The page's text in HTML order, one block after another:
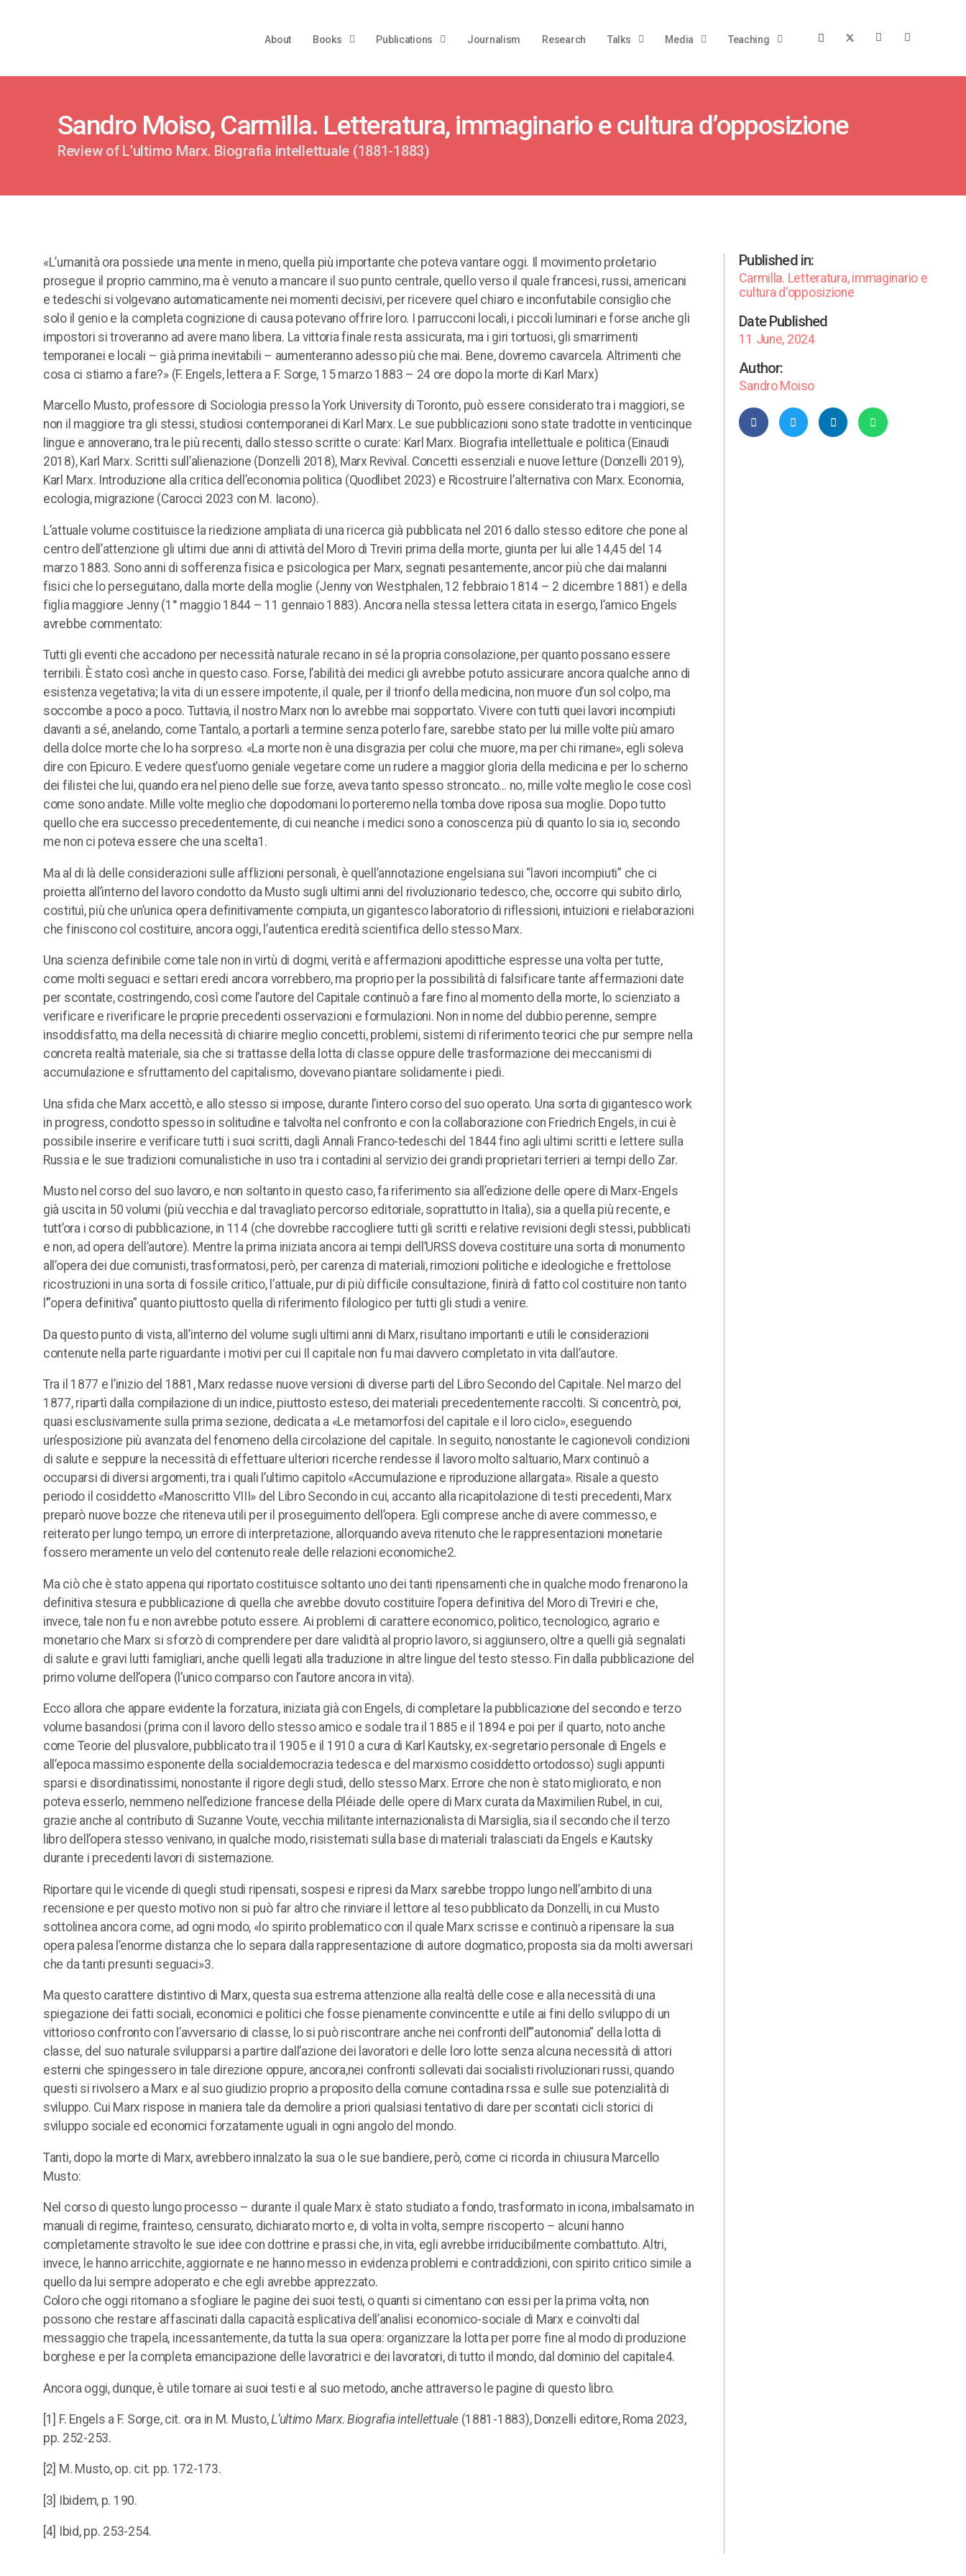
About Books Publications Journalism Research Talks Media Teaching
Sandro Moiso, Carmilla. Letteratura, immaginario e cultura d’opposizione
Review of L’ultimo Marx. Biografia intellettuale (1881-1883)
«L’umanità ora possiede una mente in meno, quella più importante che poteva vantare oggi. Il movimento proletario
prosegue il proprio cammino, ma è venuto a mancare il suo punto centrale, quello verso il quale francesi, russi, americani
e tedeschi si volgevano automaticamente nei momenti decisivi, per ricevere quel chiaro e inconfutabile consiglio che
solo il genio e la completa cognizione di causa potevano offrire loro. I parrucconi locali, i piccoli luminari e forse anche gli
impostori si troveranno ad avere mano libera. La vittoria finale resta assicurata, ma i giri tortuosi, gli smarrimenti
temporanei e locali – già prima inevitabili – aumenteranno adesso più che mai. Bene, dovremo cavarcela. Altrimenti che
cosa ci stiamo a fare?» (F. Engels, lettera a F. Sorge, 15 marzo 1883 – 24 ore dopo la morte di Karl Marx)
Marcello Musto, professore di Sociologia presso la York University di Toronto, può essere considerato tra i maggiori, se
non il maggiore tra gli stessi, studiosi contemporanei di Karl Marx. Le sue pubblicazioni sono state tradotte in venticinque
lingue e annoverano, tra le più recenti, dallo stesso scritte o curate: Karl Marx. Biografia intellettuale e politica (Einaudi
2018), Karl Marx. Scritti sull’alienazione (Donzelli 2018), Marx Revival. Concetti essenziali e nuove letture (Donzelli 2019),
Karl Marx. Introduzione alla critica dell’economia politica (Quodlibet 2023) e Ricostruire l’alternativa con Marx. Economia,
ecologia, migrazione (Carocci 2023 con M. Iacono).
L’attuale volume costituisce la riedizione ampliata di una ricerca già pubblicata nel 2016 dallo stesso editore che pone al
centro dell’attenzione gli ultimi due anni di attività del Moro di Treviri prima della morte, giunta per lui alle 14,45 del 14
marzo 1883. Sono anni di sofferenza fisica e psicologica per Marx, segnati pesantemente, ancor più che dai malanni
fisici che lo perseguitano, dalla morte della moglie (Jenny von Westphalen, 12 febbraio 1814 – 2 dicembre 1881) e della
figlia maggiore Jenny (1° maggio 1844 – 11 gennaio 1883). Ancora nella stessa lettera citata in esergo, l’amico Engels
avrebbe commentato:
Tutti gli eventi che accadono per necessità naturale recano in sé la propria consolazione, per quanto possano essere
terribili. È stato così anche in questo caso. Forse, l’abilità dei medici gli avrebbe potuto assicurare ancora qualche anno di
esistenza vegetativa; la vita di un essere impotente, il quale, per il trionfo della medicina, non muore d’un sol colpo, ma
soccombe a poco a poco. Tuttavia, il nostro Marx non lo avrebbe mai sopportato. Vivere con tutti quei lavori incompiuti
davanti a sé, anelando, come Tantalo, a portarli a termine senza poterlo fare, sarebbe stato per lui mille volte più amaro
della dolce morte che lo ha sorpreso. «La morte non è una disgrazia per colui che muore, ma per chi rimane», egli soleva
dire con Epicuro. E vedere quest’uomo geniale vegetare come un rudere a maggior gloria della medicina e per lo scherno
dei filistei che lui, quando era nel pieno delle sue forze, aveva tanto spesso stroncato… no, mille volte meglio le cose così
come sono andate. Mille volte meglio che dopodomani lo porteremo nella tomba dove riposa sua moglie. Dopo tutto
quello che era successo precedentemente, di cui neanche i medici sono a conoscenza più di quanto lo sia io, secondo
me non ci poteva essere che una scelta1.
Ma al di là delle considerazioni sulle afflizioni personali, è quell’annotazione engelsiana sui “lavori incompiuti” che ci
proietta all’interno del lavoro condotto da Musto sugli ultimi anni del rivoluzionario tedesco, che, occorre qui subito dirlo,
costituì, più che un’unica opera definitivamente compiuta, un gigantesco laboratorio di riflessioni, intuizioni e rielaborazioni
che finiscono col costituire, ancora oggi, l’autentica eredità scientifica dello stesso Marx.
Una scienza definibile come tale non in virtù di dogmi, verità e affermazioni apodittiche espresse una volta per tutte,
come molti seguaci e settari eredi ancora vorrebbero, ma proprio per la possibilità di falsificare tante affermazioni date
per scontate, costringendo, così come l’autore del Capitale continuò a fare fino al momento della morte, lo scienziato a
verificare e riverificare le proprie precedenti osservazioni e formulazioni. Non in nome del dubbio perenne, sempre
insoddisfatto, ma della necessità di chiarire meglio concetti, problemi, sistemi di riferimento teorici che pur sempre nella
concreta realtà materiale, sia che si trattasse della lotta di classe oppure delle trasformazione dei meccanismi di
accumulazione e sfruttamento del capitalismo, dovevano piantare solidamente i piedi.
Una sfida che Marx accettò, e allo stesso si impose, durante l’intero corso del suo operato. Una sorta di gigantesco work
in progress, condotto spesso in solitudine e talvolta nel confronto e con la collaborazione con Friedrich Engels, in cui è
possibile inserire e verificare tutti i suoi scritti, dagli Annali Franco-tedeschi del 1844 fino agli ultimi scritti e lettere sulla
Russia e le sue tradizioni comunalistiche in uso tra i contadini al servizio dei grandi proprietari terrieri ai tempi dello Zar.
Musto nel corso del suo lavoro, e non soltanto in questo caso, fa riferimento sia all’edizione delle opere di Marx-Engels
già uscita in 50 volumi (più vecchia e dal travagliato percorso editoriale, soprattutto in Italia), sia a quella più recente, e
tutt’ora i corso di pubblicazione, in 114 (che dovrebbe raccogliere tutti gli scritti e relative revisioni degli stessi, pubblicati
e non, ad opera dell’autore). Mentre la prima iniziata ancora ai tempi dell’URSS doveva costituire una sorta di monumento
all’opera dei due comunisti, trasformatosi, però, per carenza di materiali, rimozioni politiche e ideologiche e frettolose
ricostruzioni in una sorta di fossile critico, l’attuale, pur di più difficile consultazione, finirà di fatto col costituire non tanto
l’”opera definitiva” quanto piuttosto quella di riferimento filologico per tutti gli studi a venire.
Da questo punto di vista, all’interno del volume sugli ultimi anni di Marx, risultano importanti e utili le considerazioni
contenute nella parte riguardante i motivi per cui Il capitale non fu mai davvero completato in vita dall’autore.
Tra il 1877 e l’inizio del 1881, Marx redasse nuove versioni di diverse parti del Libro Secondo del Capitale. Nel marzo del
1877, ripartì dalla compilazione di un indice, piuttosto esteso, dei materiali precedentemente raccolti. Si concentrò, poi,
quasi esclusivamente sulla prima sezione, dedicata a «Le metamorfosi del capitale e il loro ciclo», eseguendo
un’esposizione più avanzata del fenomeno della circolazione del capitale. In seguito, nonostante le cagionevoli condizioni
di salute e seppure la necessità di effettuare ulteriori ricerche rendesse il lavoro molto saltuario, Marx continuò a
occuparsi di diversi argomenti, tra i quali l’ultimo capitolo «Accumulazione e riproduzione allargata». Risale a questo
periodo il cosiddetto «Manoscritto VIII» del Libro Secondo in cui, accanto alla ricapitolazione di testi precedenti, Marx
preparò nuove bozze che riteneva utili per il proseguimento dell’opera. Egli comprese anche di avere commesso, e
reiterato per lungo tempo, un errore di interpretazione, allorquando aveva ritenuto che le rappresentazioni monetarie
fossero meramente un velo del contenuto reale delle relazioni economiche2.
Ma ciò che è stato appena qui riportato costituisce soltanto uno dei tanti ripensamenti che in qualche modo frenarono la
definitiva stesura e pubblicazione di quella che avrebbe dovuto costituire l’opera definitiva del Moro di Treviri e che,
invece, tale non fu e non avrebbe potuto essere. Ai problemi di carattere economico, politico, tecnologico, agrario e
monetario che Marx si sforzò di comprendere per dare validità al proprio lavoro, si aggiunsero, oltre a quelli già segnalati
di salute e gravi lutti famigliari, anche quelli legati alla traduzione in altre lingue del testo stesso. Fin dalla pubblicazione del
primo volume dell’opera (l’unico comparso con l’autore ancora in vita).
Ecco allora che appare evidente la forzatura, iniziata già con Engels, di completare la pubblicazione del secondo e terzo
volume basandosi (prima con il lavoro dello stesso amico e sodale tra il 1885 e il 1894 e poi per il quarto, noto anche
come Teorie del plusvalore, pubblicato tra il 1905 e il 1910 a cura di Karl Kautsky, ex-segretario personale di Engels e
all’epoca massimo esponente della socialdemocrazia tedesca e del marxismo cosiddetto ortodosso) sugli appunti
sparsi e disordinatissimi, nonostante il rigore degli studi, dello stesso Marx. Errore che non è stato migliorato, e non
poteva esserlo, nemmeno nell’edizione francese della Pléiade delle opere di Marx curata da Maximilien Rubel, in cui,
grazie anche al contributo di Suzanne Voute, vecchia militante internazionalista di Marsiglia, sia il secondo che il terzo
libro dell’opera stesso venivano, in qualche modo, risistemati sulla base di materiali tralasciati da Engels e Kautsky
durante i precedenti lavori di sistemazione.
Riportare qui le vicende di quegli studi ripensati, sospesi e ripresi da Marx sarebbe troppo lungo nell’ambito di una
recensione e per questo motivo non si può far altro che rinviare il lettore al teso pubblicato da Donzelli, in cui Musto
sottolinea ancora come, ad ogni modo, «lo spirito problematico con il quale Marx scrisse e continuò a ripensare la sua
opera palesa l’enorme distanza che lo separa dalla rappresentazione di autore dogmatico, proposta sia da molti avversari
che da tanti presunti seguaci»3.
Ma questo carattere distintivo di Marx, questa sua estrema attenzione alla realtà delle cose e alla necessità di una
spiegazione dei fatti sociali, economici e politici che fosse pienamente convincentte e utile ai fini dello sviluppo di un
vittorioso confronto con l’avversario di classe, lo si può riscontrare anche nei confronti dell’”autonomia” della lotta di
classe, del suo naturale svilupparsi a partire dall’azione dei lavoratori e delle loro lotte senza alcuna necessità di attori
esterni che spingessero in tale direzione oppure, ancora,nei confronti sollevati dai socialisti rivoluzionari russi, quando
questi si rivolsero a Marx e al suo giudizio proprio a proposito della comune contadina rssa e sulle sue potenzialità di
sviluppo. Cui Marx rispose in maniera tale da demolire a priori qualsiasi tentativo di dare per scontati cicli storici di
sviluppo sociale ed economici forzatamente uguali in ogni angolo del mondo.
Tanti, dopo la morte di Marx, avrebbero innalzato la sua o le sue bandiere, però, come ci ricorda in chiusura Marcello
Musto:
Nel corso di questo lungo processo – durante il quale Marx è stato studiato a fondo, trasformato in icona, imbalsamato in
manuali di regime, frainteso, censurato, dichiarato morto e, di volta in volta, sempre riscoperto – alcuni hanno
completamente stravolto le sue idee con dottrine e prassi che, in vita, egli avrebbe irriducibilmente combattuto. Altri,
invece, le hanno arricchite, aggiornate e ne hanno messo in evidenza problemi e contraddizioni, con spirito critico simile a
quello da lui sempre adoperato e che egli avrebbe apprezzato.
Coloro che oggi ritornano a sfogliare le pagine dei suoi testi, o quanti si cimentano con essi per la prima volta, non
possono che restare affascinati dalla capacità esplicativa dell’analisi economico-sociale di Marx e coinvolti dal
messaggio che trapela, incessantemente, da tutta la sua opera: organizzare la lotta per porre fine al modo di produzione
borghese e per la completa emancipazione delle lavoratrici e dei lavoratori, di tutto il mondo, dal dominio del capitale4.
Ancora oggi, dunque, è utile tornare ai suoi testi e al suo metodo, anche attraverso le pagine di questo libro.
[1] F. Engels a F. Sorge, cit. ora in M. Musto,L’ultimo Marx. Biografia intellettuale(1881-1883), Donzelli editore, Roma 2023,
pp. 252-253.
[2] M. Musto, op. cit. pp. 172-173.
[3] Ibidem, p. 190.
[4] Ibid, pp. 253-254.
Published in:
Carmilla. Letteratura, immaginario e
cultura d'opposizione
Date Published
11 June, 2024
Author:
Sandro Moiso